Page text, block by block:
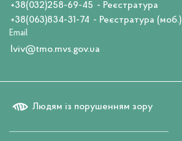
+38(032)258-69-45 - Реєстратура
+38(063)834-31-74 - Реєстратура (моб.)
Email
lviv@tmo.mvs.gov.ua
Людям із порушенням зору